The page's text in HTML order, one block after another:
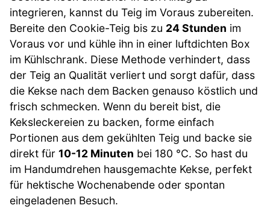
integrieren, kannst du Teig im Voraus zubereiten.
Bereite den Cookie-Teig bis zu 24 Stunden im
Voraus vor und kühle ihn in einer luftdichten Box
im Kühlschrank. Diese Methode verhindert, dass
der Teig an Qualität verliert und sorgt dafür, dass
die Kekse nach dem Backen genauso köstlich und
frisch schmecken. Wenn du bereit bist, die
Keksleckereien zu backen, forme einfach
Portionen aus dem gekühlten Teig und backe sie
direkt für 10-12 Minuten bei 180 °C. So hast du
im Handumdrehen hausgemachte Kekse, perfekt
für hektische Wochenabende oder spontan
eingeladenen Besuch.